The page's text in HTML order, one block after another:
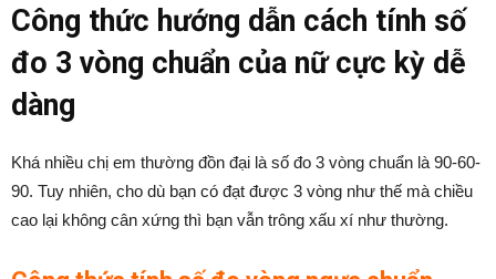
Công thức hướng dẫn cách tính số
đo 3 vòng chuẩn của nữ cực kỳ dễ
dàng
Khá nhiều chị em thường đồn đại là số đo 3 vòng chuẩn là 90-60-
90. Tuy nhiên, cho dù bạn có đạt được 3 vòng như thế mà chiều
cao lại không cân xứng thì bạn vẫn trông xấu xí như thường.